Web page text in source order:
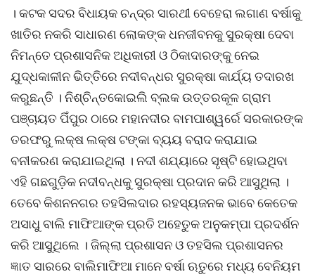
। କଟକ ସଦର ବିଧାୟକ ଚନ୍ଦ୍ର ସାରଥୀ ବେହେରା ଲଗାଣ ବର୍ଷାକୁ
ଖାତିର ନକରି ସାଧାରଣ ଲୋକଙ୍କ ଧନଜୀବନକୁ ସୁରକ୍ଷା ଦେବା
ନିମନ୍ତେ ପ୍ରଶାସନିକ ଅଧିକାରୀ ଓ ଠିକାଦାରଙ୍କୁ ନେଇ
ଯୁଦ୍ଧକାଳୀନ ଭିତ୍ତିରେ ନଦୀବନ୍ଧର ସୁରକ୍ଷା କାର୍ଯ୍ୟ ତଦାରଖ
କରୁଛନ୍ତି । ନିଶ୍ଚିନ୍ତକୋଇଲି ବ୍ଲକ ଉତ୍ତରକୂଳ ଗ୍ରାମ
ପଞ୍ଚାୟତ ପିଁପୁର ଠାରେ ମହାନଦୀର ବାମପାଶ୍ୱର୍ରେ ସରକାରଙ୍କ
ତରଫରୁ ଲକ୍ଷ ଲକ୍ଷ ଟଙ୍କା ବ୍ୟୟ ବରାଦ କରାଯାଇ
ବନୀକରଣ କରାଯାଇଥିଲା । ନଦୀ ଶଯ୍ୟାରେ ସୃଷ୍ଟି ହୋଇଥିବା
ଏହି ଗଛଗୁଡ଼ିକ ନଦୀବନ୍ଧକୁ ସୁରକ୍ଷା ପ୍ରଦାନ କରି ଆସୁଥିଲା ।
ତେବେ କିଶନନଗର ତହସିଲଦାର ରହସ୍ୟଜନକ ଭାବେ କେତେକ
ଅସାଧୁ ବାଲି ମାଫିଆଙ୍କ ପ୍ରତି ଅହେତୁକ ଅନୁକମ୍ପା ପ୍ରଦର୍ଶନ
କରି ଆସୁଥିଲେ । ଜିଲ୍ଲା ପ୍ରଶାସନ ଓ ତହସିଲ ପ୍ରଶାସନର
ଜ୍ଞାତ ସାରରେ ବାଲିମାଫିଆ ମାନେ ବର୍ଷା ଋତୁରେ ମଧ୍ୟ ବେନିୟମ